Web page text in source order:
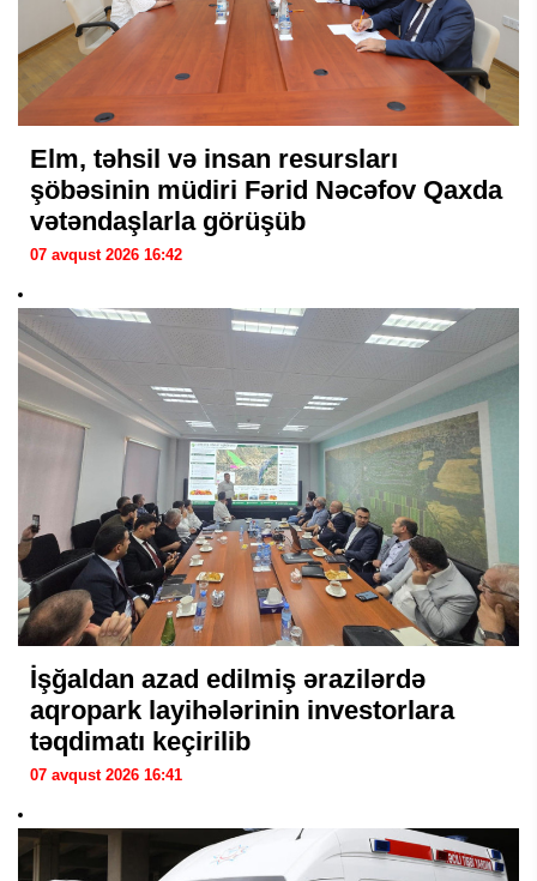
Elm, təhsil və insan resursları
şöbəsinin müdiri Fərid Nəcəfov Qaxda
vətəndaşlarla görüşüb
07 avqust 2026 16:42
İşğaldan azad edilmiş ərazilərdə
aqropark layihələrinin investorlara
təqdimatı keçirilib
07 avqust 2026 16:41